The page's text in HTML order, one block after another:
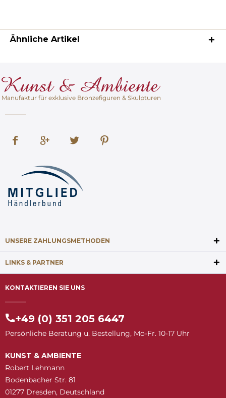
Ähnliche Artikel
Manufaktur für exklusive Bronzefiguren & Skulpturen
UNSERE ZAHLUNGSMETHODEN
LINKS & PARTNER
KONTAKTIEREN SIE UNS
+49 (0) 351 205 6447
Persönliche Beratung u. Bestellung, Mo-Fr. 10-17 Uhr
KUNST & AMBIENTE
Robert Lehmann
Bodenbacher Str. 81
01277 Dresden, Deutschland